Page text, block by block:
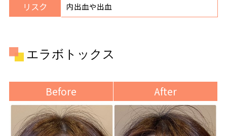
リスク 内出血や出血
エラボトックス
Before After